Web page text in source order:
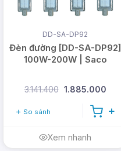
DD-SA-DP92
Đèn đường [DD-SA-DP92]
100W-200W | Saco
3.141.400 1.885.000
So sánh
Xem nhanh